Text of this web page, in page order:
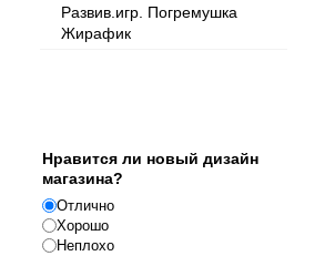
Развив.игр. Погремушка
Жирафик
Нравится ли новый дизайн
магазина?
Отлично
Хорошо
Неплохо